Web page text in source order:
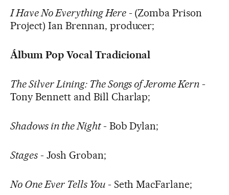
I Have No Everything Here- (Zomba Prison
Project) Ian Brennan, producer;
Álbum Pop Vocal Tradicional
The Silver Lining: The Songs of Jerome Kern -
Tony Bennett and Bill Charlap;
Shadows in the Night- Bob Dylan;
Stages- Josh Groban;
No One Ever Tells You- Seth MacFarlane;